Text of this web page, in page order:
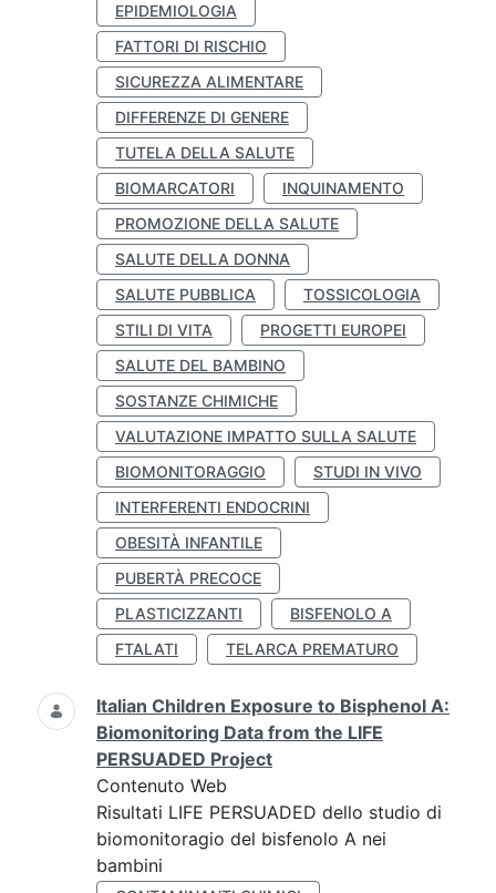
EPIDEMIOLOGIA
FATTORI DI RISCHIO
SICUREZZA ALIMENTARE
DIFFERENZE DI GENERE
TUTELA DELLA SALUTE
BIOMARCATORI
INQUINAMENTO
PROMOZIONE DELLA SALUTE
SALUTE DELLA DONNA
SALUTE PUBBLICA
TOSSICOLOGIA
STILI DI VITA
PROGETTI EUROPEI
SALUTE DEL BAMBINO
SOSTANZE CHIMICHE
VALUTAZIONE IMPATTO SULLA SALUTE
BIOMONITORAGGIO
STUDI IN VIVO
INTERFERENTI ENDOCRINI
OBESITÀ INFANTILE
PUBERTÀ PRECOCE
PLASTICIZZANTI
BISFENOLO A
FTALATI
TELARCA PREMATURO
Italian Children Exposure to Bisphenol A:
Biomonitoring Data from the LIFE
PERSUADED Project
Contenuto Web
Risultati LIFE PERSUADED dello studio di
biomonitoragio del bisfenolo A nei
bambini